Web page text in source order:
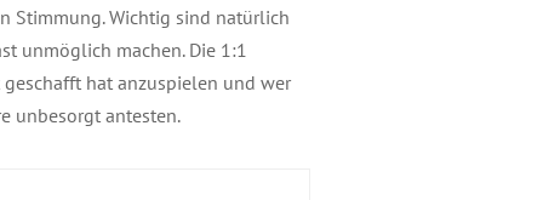
Stimmung. Wichtig sind natürlich
unmöglich machen. Die 1:1
hat anzuspielen und wer
unbesorgt antesten.